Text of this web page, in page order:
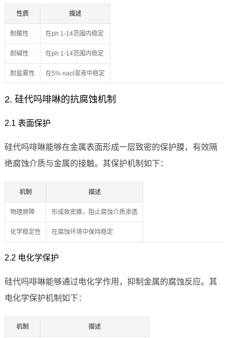
性质 描述
耐酸性 在ph 1-14范围内稳定
耐碱性 在ph 1-14范围内稳定
耐盐雾性 在5% nacl溶液中稳定
2. 硅代吗啡啉的抗腐蚀机制
2.1 表面保护
硅代吗啡啉能够在金属表面形成一层致密的保护膜，有效隔
绝腐蚀介质与金属的接触。其保护机制如下：
机制 描述
物理屏障 形成致密膜，阻止腐蚀介质渗透
化学稳定性 在腐蚀环境中保持稳定
2.2 电化学保护
硅代吗啡啉能够通过电化学作用，抑制金属的腐蚀反应。其
电化学保护机制如下：
机制 描述